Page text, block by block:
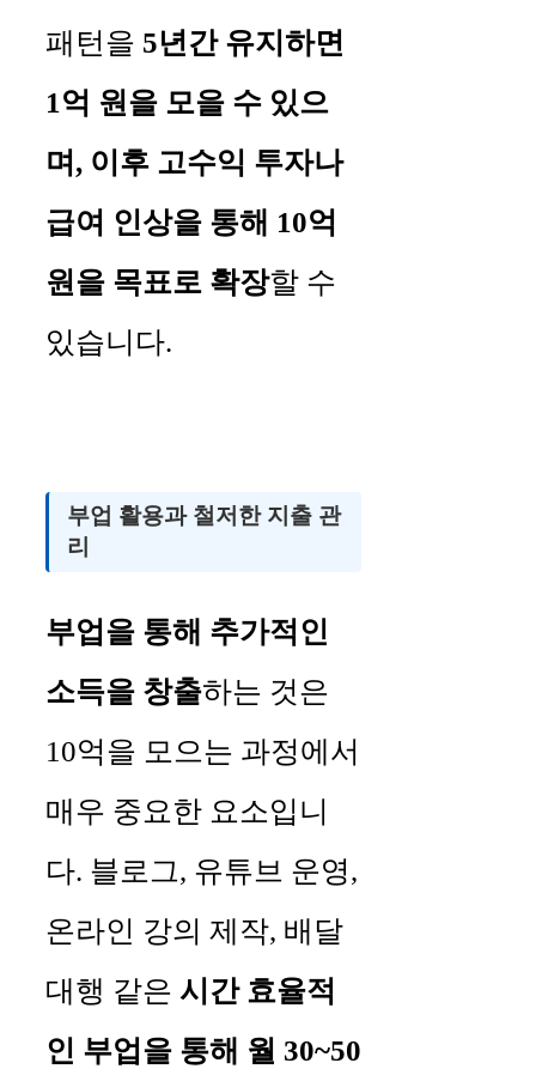
패턴을 5년간 유지하면
1억 원을 모을 수 있으
며, 이후 고수익 투자나
급여 인상을 통해 10억
원을 목표로 확장할 수
있습니다.
부업 활용과 철저한 지출 관
리
부업을 통해 추가적인
소득을 창출하는 것은
10억을 모으는 과정에서
매우 중요한 요소입니
다. 블로그, 유튜브 운영,
온라인 강의 제작, 배달
대행 같은 시간 효율적
인 부업을 통해 월 30~50